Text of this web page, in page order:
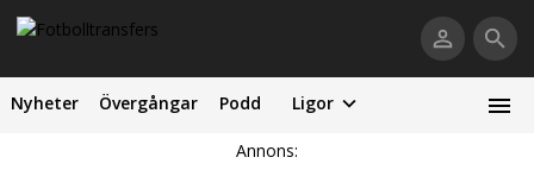
Nyheter Övergångar Podd Ligor
Annons: